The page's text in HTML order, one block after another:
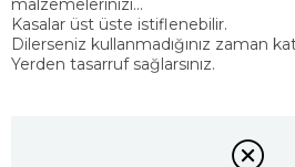
malzemelerinizi...
Kasalar üst üste istiflenebilir.
Dilerseniz kullanmadığınız zaman
Yerden tasarruf sağlarsınız.